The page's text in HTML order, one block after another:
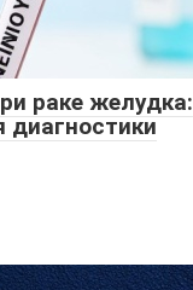
раке желудка:
диагностики